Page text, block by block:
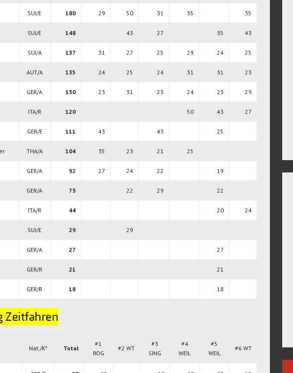
SUI/E 180 29 50 31 35 35
SUI/E 148 43 27 35 43
SUI/A 137 31 27 25 29 24 25
AUT/A 135 24 25 24 31 31 23
GER/A 130 23 31 23 24 23 29
ITA/R 120 50 43 27
GER/E 111 43 43 25
THA/A 104 35 23 21 25
GER/A 92 27 24 22 19
GER/A 73 22 29 22
ITA/R 44 20 24
SUI/E 29 29
GER/A 27 27
GER/R 21 21
GER/R 18 18
Zeitfahren
Nat./K* Total
#1
ROG
#2 WT
#3
SING
#4
WEIL
#5
WEIL
#6 WT